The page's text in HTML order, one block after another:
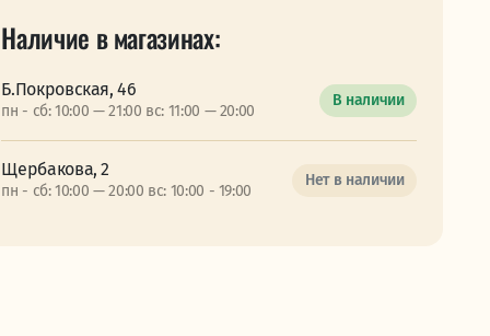
Наличие в магазинах:
Б.Покровская, 46
пн - сб: 10:00 — 21:00 вс: 11:00 — 20:00
В наличии
Щербакова, 2
пн - сб: 10:00 — 20:00 вс: 10:00 - 19:00
Нет в наличии